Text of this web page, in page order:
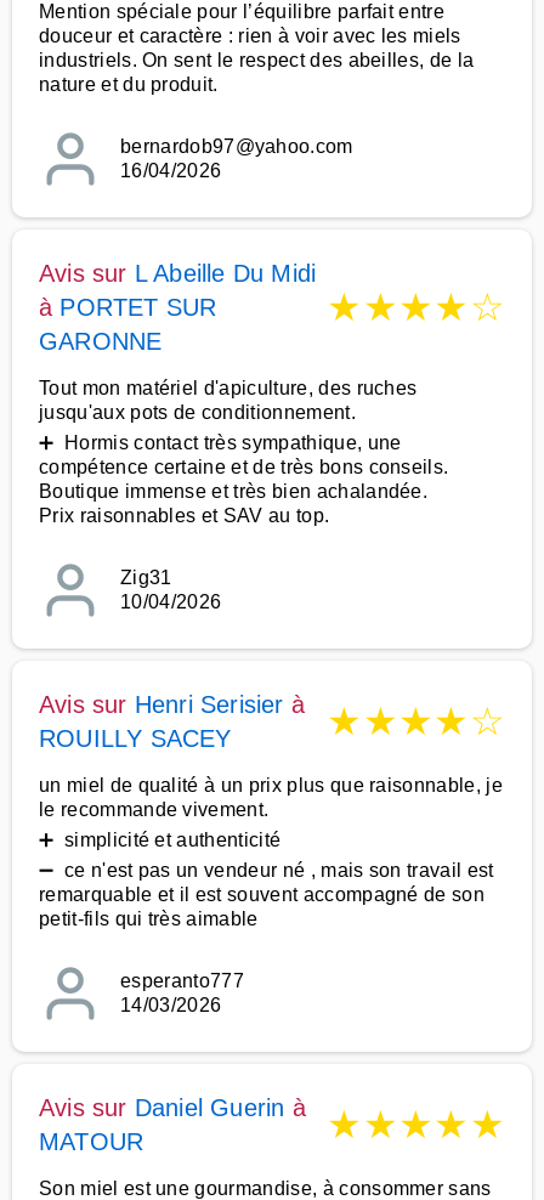
Mention spéciale pour l’équilibre parfait entre
douceur et caractère : rien à voir avec les miels
industriels. On sent le respect des abeilles, de la
nature et du produit.
bernardob97@yahoo.com
16/04/2026
Avis sur L Abeille Du Midi
à PORTET SUR
GARONNE
★★★★☆
Tout mon matériel d'apiculture, des ruches
jusqu'aux pots de conditionnement.
➕ Hormis contact très sympathique, une
compétence certaine et de très bons conseils.
Boutique immense et très bien achalandée.
Prix raisonnables et SAV au top.
Zig31
10/04/2026
Avis sur Henri Serisier à
ROUILLY SACEY
★★★★☆
un miel de qualité à un prix plus que raisonnable, je
le recommande vivement.
➕ simplicité et authenticité
➖ ce n'est pas un vendeur né , mais son travail est
remarquable et il est souvent accompagné de son
petit-fils qui très aimable
esperanto777
14/03/2026
Avis sur Daniel Guerin à
MATOUR
★★★★★
Son miel est une gourmandise, à consommer sans